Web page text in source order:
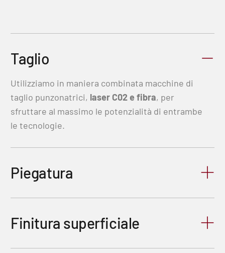
Taglio
Utilizziamo in maniera combinata macchine di
taglio punzonatrici, laser C02 e fibra, per
sfruttare al massimo le potenzialità di entrambe
le tecnologie.
Piegatura
Finitura superficiale